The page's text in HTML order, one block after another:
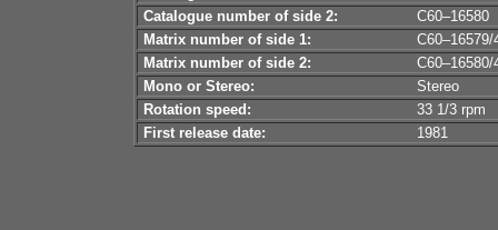
Catalogue number of side 2:
С60–16580
Matrix number of side 1:
С60–16579/
Matrix number of side 2:
С60–16580/
Mono or Stereo:
Stereo
Rotation speed:
33 1/3 rpm
First release date:
1981